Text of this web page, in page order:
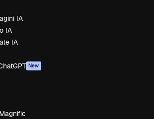
IA
IA
IA
New